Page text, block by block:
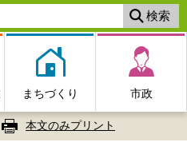
まちづくり 市政
本文のみプリント